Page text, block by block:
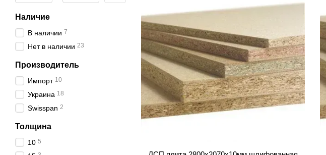
Наличие
В наличии 7
Нет в наличии 23
Производитель
Импорт 10
Украина 18
Swisspan 2
Толщина
10 5